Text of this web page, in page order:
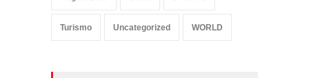
Turismo Uncategorized WORLD